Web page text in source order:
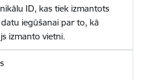
ID, kas tiek izmantots
iegūšanai par to, kā
izmanto vietni.